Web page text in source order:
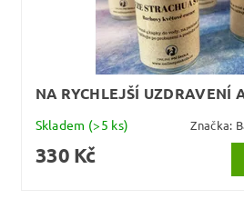
NA RYCHLEJŠÍ UZDRAVENÍ
Skladem (>5 ks) Značka:
330 Kč